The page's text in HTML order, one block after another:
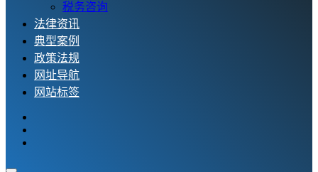
税务咨询
法律资讯
典型案例
政策法规
网址导航
网站标签